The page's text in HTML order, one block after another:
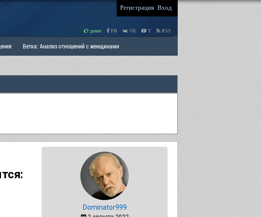
Регистрация Вход
донат FB VK Y RSS
Ветка: Анализ отношений с женщинами
Dominator999